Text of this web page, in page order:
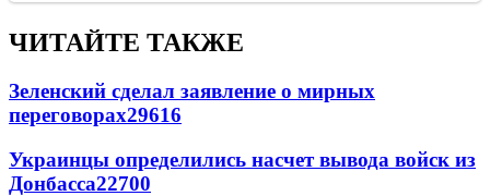
ЧИТАЙТЕ ТАКЖЕ
Зеленский сделал заявление о мирных
переговорах29616
Украинцы определились насчет вывода войск из
Донбасса22700